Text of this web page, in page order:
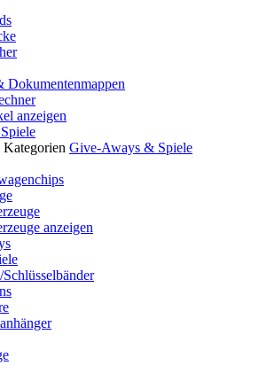
Dokumentenmappen
anzeigen
Give-Aways & Spiele
anzeigen